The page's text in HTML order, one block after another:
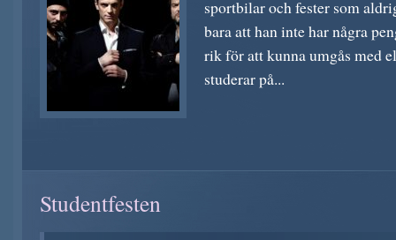
sportbilar och fester som
bara att han inte har några
rik för att kunna umgås med
studerar på...
Studentfesten